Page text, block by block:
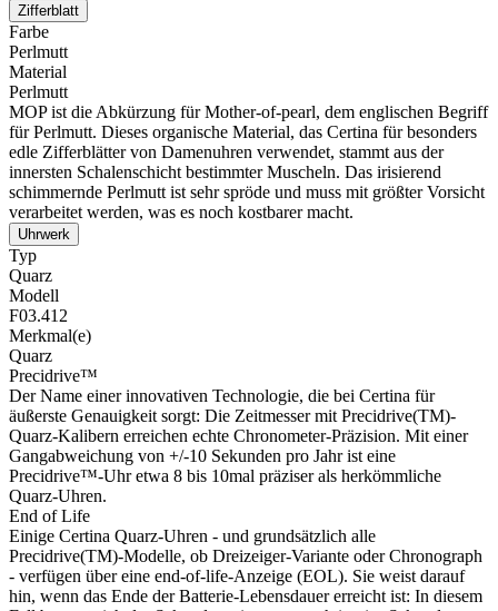
Zifferblatt
Farbe
Perlmutt
Material
Perlmutt
MOP ist die Abkürzung für Mother-of-pearl, dem englischen Begriff
für Perlmutt. Dieses organische Material, das Certina für besonders
edle Zifferblätter von Damenuhren verwendet, stammt aus der
innersten Schalenschicht bestimmter Muscheln. Das irisierend
schimmernde Perlmutt ist sehr spröde und muss mit größter Vorsicht
verarbeitet werden, was es noch kostbarer macht.
Uhrwerk
Typ
Quarz
Modell
F03.412
Merkmal(e)
Quarz
Precidrive™
Der Name einer innovativen Technologie, die bei Certina für
äußerste Genauigkeit sorgt: Die Zeitmesser mit Precidrive(TM)-
Quarz-Kalibern erreichen echte Chronometer-Präzision. Mit einer
Gangabweichung von +/-10 Sekunden pro Jahr ist eine
Precidrive™-Uhr etwa 8 bis 10mal präziser als herkömmliche
Quarz-Uhren.
End of Life
Einige Certina Quarz-Uhren - und grundsätzlich alle
Precidrive(TM)-Modelle, ob Dreizeiger-Variante oder Chronograph
- verfügen über eine end-of-life-Anzeige (EOL). Sie weist darauf
hin, wenn das Ende der Batterie-Lebensdauer erreicht ist: In diesem